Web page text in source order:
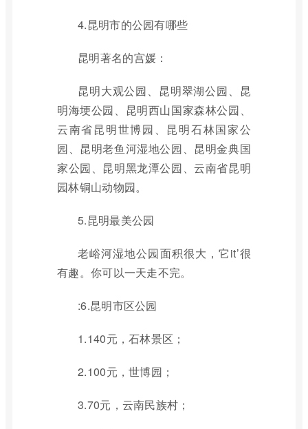
4.昆明市的公园有哪些
昆明著名的宫媛：
昆明大观公园、昆明翠湖公园、昆
明海埂公园、昆明西山国家森林公园、
云南省昆明世博园、昆明石林国家公
园、昆明老鱼河湿地公园、昆明金典国
家公园、昆明黑龙潭公园、云南省昆明
园林铜山动物园。
5.昆明最美公园
老峪河湿地公园面积很大，它it’很
有趣。你可以一天走不完。
:6.昆明市区公园
1.140元，石林景区；
2.100元，世博园；
3.70元，云南民族村；